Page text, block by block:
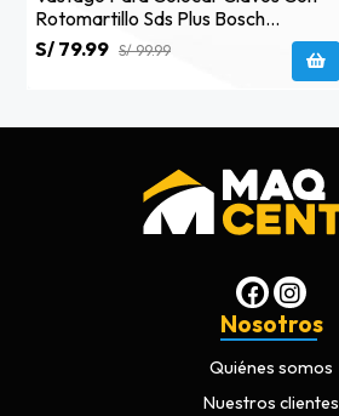
Rotomartillo Sds Plus Bosch
2608.690.010
S/ 79.99 S/ 99.99
Nosotros
Quiénes somos
Nuestros clientes